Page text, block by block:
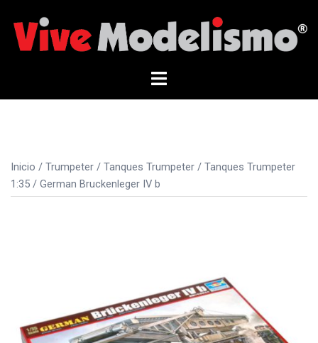
contenido
Alternar
Inicio / Trumpeter / Tanques Trumpeter / Tanques Trumpeter
1:35 / German Bruckenleger IV b